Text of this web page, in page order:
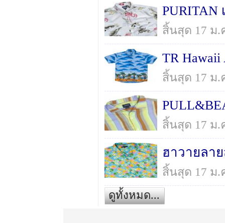
สิ้นสุด 17 ม.
สิ้นสุด 17 ม.
สิ้นสุด 17 ม.
ฮาวายลา
สิ้นสุด 17 ม.
ดูทั้งหมด...